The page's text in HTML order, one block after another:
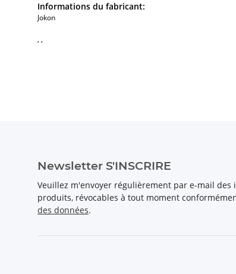
Informations du fabricant:
Jokon
, ,
Newsletter S'INSCRIRE
Veuillez m'envoyer régulièrement par e-mail
produits, révocables à tout moment
des données.